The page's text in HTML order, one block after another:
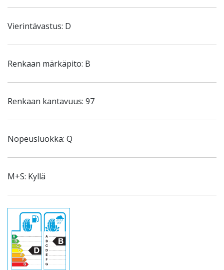
Vierintävastus: D
Renkaan märkäpito: B
Renkaan kantavuus: 97
Nopeusluokka: Q
M+S: Kyllä